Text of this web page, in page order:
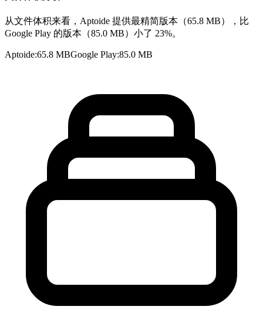
从文件体积来看，Aptoide 提供最精简版本（65.8 MB），比
Google Play 的版本（85.0 MB）小了 23%。
Aptoide:65.8 MBGoogle Play:85.0 MB